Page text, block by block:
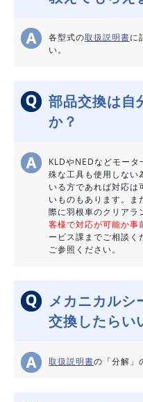
各型式の取扱説明書に
い。
部品交換は自
か？
KLDやNEDなどモー
殊な工具も使用しない
いる方であれば対応は
いものもあります。ま
際に羽根車のクリアラ
客様で対応が可能か事
ービス課までご相談く
ご参照ください。
メカニカルシ
交換したらい
取扱説明書の「分解」